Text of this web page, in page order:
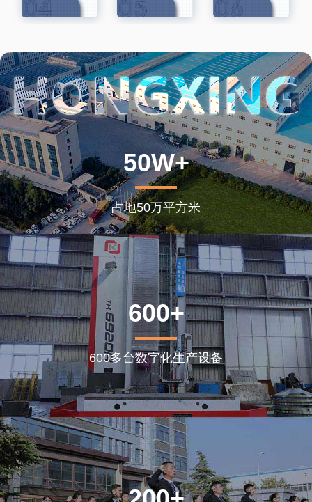
50W+
占地50万平方米
600+
600多台数字化生产设备